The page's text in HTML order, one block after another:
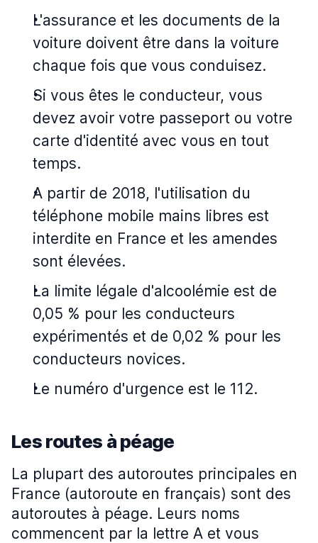
L'assurance et les documents de la
voiture doivent être dans la voiture
chaque fois que vous conduisez.
Si vous êtes le conducteur, vous
devez avoir votre passeport ou votre
carte d'identité avec vous en tout
temps.
A partir de 2018, l'utilisation du
téléphone mobile mains libres est
interdite en France et les amendes
sont élevées.
La limite légale d'alcoolémie est de
0,05 % pour les conducteurs
expérimentés et de 0,02 % pour les
conducteurs novices.
Le numéro d'urgence est le 112.
Les routes à péage
La plupart des autoroutes principales en
France (autoroute en français) sont des
autoroutes à péage. Leurs noms
commencent par la lettre A et vous